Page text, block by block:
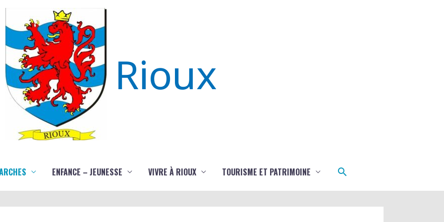
Rioux
ENFANCE – JEUNESSE VIVRE À RIOUX TOURISME ET PATRIMOINE Rechercher